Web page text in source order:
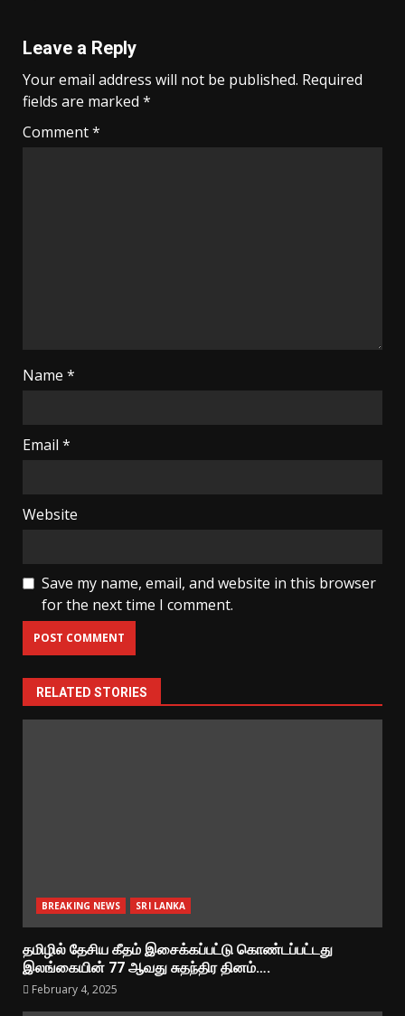
Leave a Reply
Your email address will not be published. Required
fields are marked *
Comment*
Name *
Email *
Website
Save my name, email, and website in this browser
for the next time I comment.
RELATED STORIES
BREAKING NEWS SRI LANKA
தமிழில் தேசிய கீதம் இசைக்கப்பட்டு கொண்டப்பட்டது
இலங்கையின் 77 ஆவது சுதந்திர தினம்….
February 4, 2025